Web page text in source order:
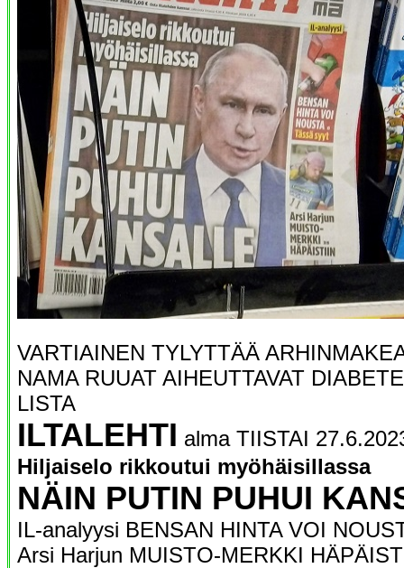
VARTIAINEN TYLYTTÄÄ
NAMA RUUAT AIHEUTTAVAT
LISTA
ILTALEHTI alma TIISTAI
Hiljaiselo rikkoutui myöhäisillassa
NÄIN PUTIN PUHUI
IL-analyysi BENSAN HINTA VOI
Arsi Harjun MUISTO-MERKKI